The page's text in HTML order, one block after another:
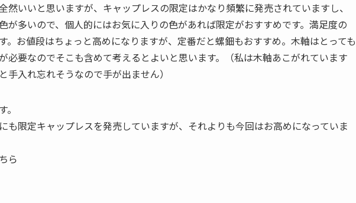
然いいと思いますが、キャップレスの限定はかなり頻繁に発売されていますし、
が多いので、個人的にはお気に入りの色があれば限定がおすすめです。満足度の
。お値段はちょっと高めになりますが、定番だと螺鈿もおすすめ。木軸はとっても
必要なのでそこも含めて考えるとよいと思います。（私は木軸あこがれています
入れ忘れそうなので手が出ません）
も限定キャップレスを発売していますが、それよりも今回はお高めになっていま
ら